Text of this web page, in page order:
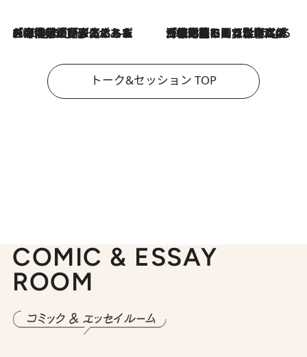
2026.8.3
「今後値上げがあるとすれば…」「リスクがあるのは今年の冬」エネルギー専門家が語る、ホルムズ海峡封鎖が家庭にもたらす“ある心配” 2026.8.3
「住宅建てられない…」「サーチャージ料の高値が続いている」ホルムズ海峡封鎖による影響はいつまで続く？《エネルギー専門家に聞く“どうなる日本の暮らし”》
トーク&セッション TOP
COMIC & ESSAY
ROOM